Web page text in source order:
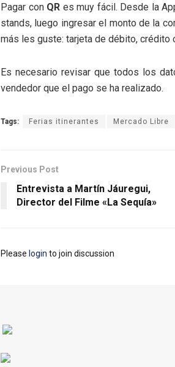
Pagar con QR es muy fácil. Desde la
stands, luego ingresar el monto de la
más les guste: tarjeta de débito, crédito
Es necesario revisar que todos los
vendedor que el pago se ha realizado.
Tags: Ferias itinerantes Mercado Libre
Previous Post
Entrevista a Martín Jáuregui,
Director del Filme «La Sequía»
Please login to join discussion